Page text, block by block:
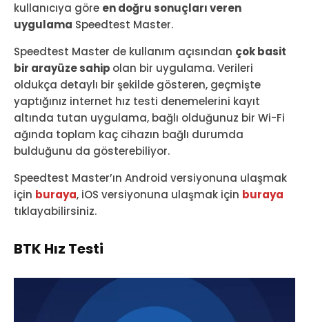
kullanıcıya göre en doğru sonuçları veren
uygulama Speedtest Master.
Speedtest Master de kullanım açısından çok basit
bir arayüze sahip olan bir uygulama. Verileri
oldukça detaylı bir şekilde gösteren, geçmişte
yaptığınız internet hız testi denemelerini kayıt
altında tutan uygulama, bağlı olduğunuz bir Wi-Fi
ağında toplam kaç cihazın bağlı durumda
bulduğunu da gösterebiliyor.
Speedtest Master’ın Android versiyonuna ulaşmak
için buraya, iOS versiyonuna ulaşmak için buraya
tıklayabilirsiniz.
BTK Hız Testi